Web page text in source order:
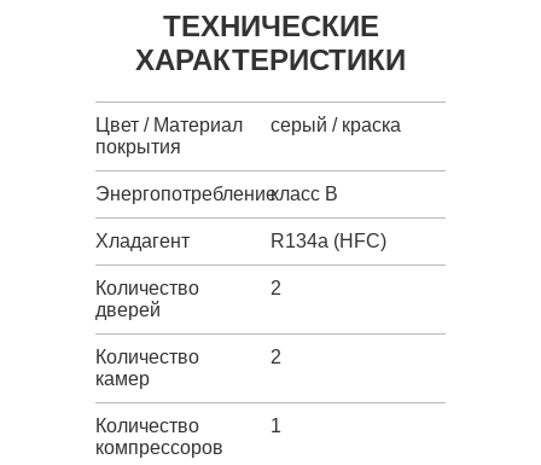
ТЕХНИЧЕСКИЕ
ХАРАКТЕРИСТИКИ
Цвет / Материал
покрытия
серый / краска
Энергопотреблениекласс B
Хладагент R134a (HFC)
Количество
дверей
2
Количество
камер
2
Количество
компрессоров
1